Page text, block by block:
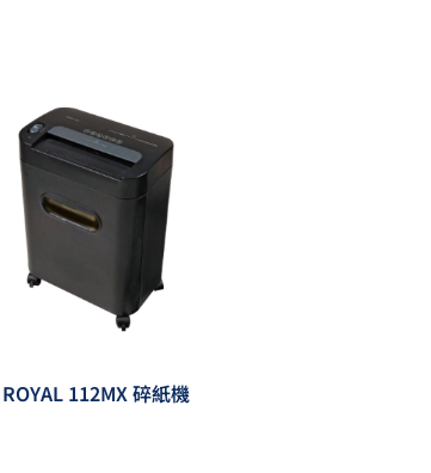
ROYAL 112MX 碎紙機